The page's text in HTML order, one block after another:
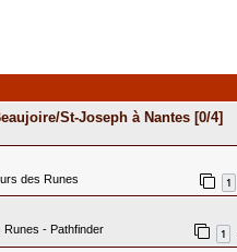
St-Joseph à Nantes [0/4]
des Runes 1
Runes - Pathfinder 1